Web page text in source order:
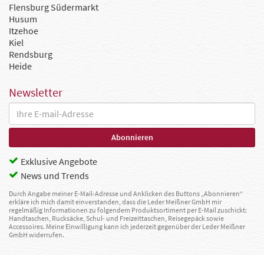
Flensburg Südermarkt
Husum
Itzehoe
Kiel
Rendsburg
Heide
Newsletter
Exklusive Angebote
News und Trends
Durch Angabe meiner E-Mail-Adresse und Anklicken des Buttons „Abonnieren“
erkläre ich mich damit einverstanden, dass die Leder Meißner GmbH mir
regelmäßig Informationen zu folgendem Produktsortiment per E-Mail zuschickt:
Handtaschen, Rucksäcke, Schul- und Freizeittaschen, Reisegepäck sowie
Accessoires. Meine Einwilligung kann ich jederzeit gegenüber der Leder Meißner
GmbH widerrufen.